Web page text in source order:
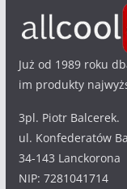
Już od 1989 roku
im produkty
3pl. Piotr Balcerek.
ul. Konfederatów
34-143 Lanckorona
NIP: 7281041714